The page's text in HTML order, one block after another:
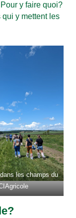
y faire quoi?
y mettent les
les champs du